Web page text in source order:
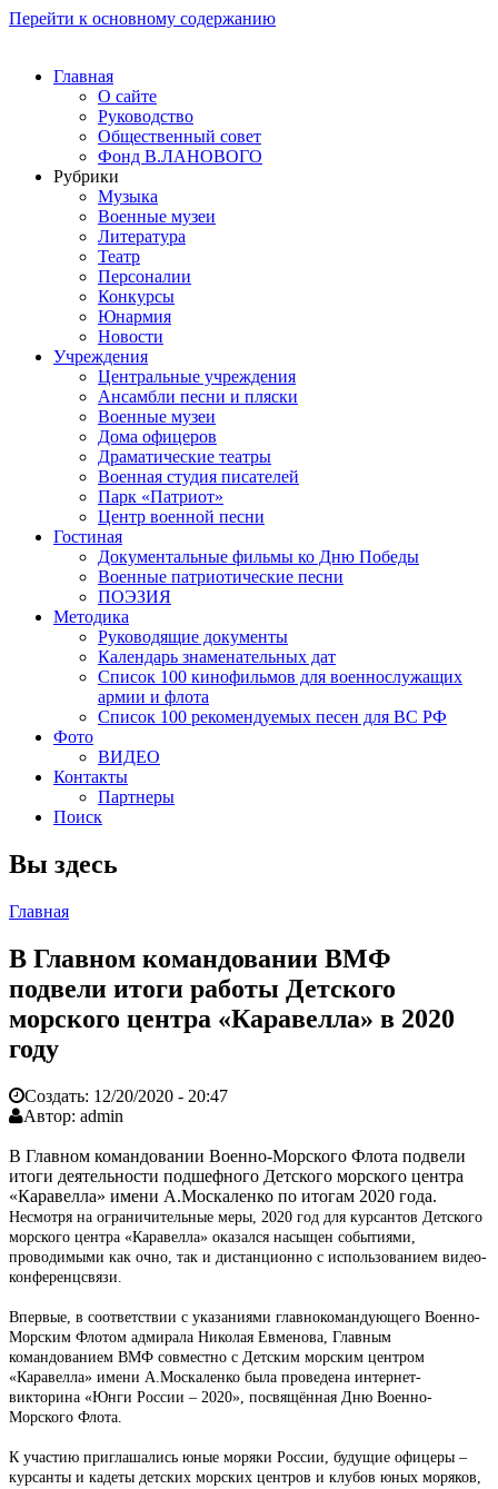
Перейти к основному содержанию
Главная
О сайте
Руководство
Общественный совет
Фонд В.ЛАНОВОГО
Рубрики
Музыка
Военные музеи
Литература
Театр
Персоналии
Конкурсы
Юнармия
Новости
Учреждения
Центральные учреждения
Ансамбли песни и пляски
Военные музеи
Дома офицеров
Драматические театры
Военная студия писателей
Парк «Патриот»
Центр военной песни
Гостиная
Документальные фильмы ко Дню Победы
Военные патриотические песни
ПОЭЗИЯ
Методика
Руководящие документы
Календарь знаменательных дат
Список 100 кинофильмов для военнослужащих
армии и флота
Список 100 рекомендуемых песен для ВС РФ
Фото
ВИДЕО
Контакты
Партнеры
Поиск
Вы здесь
Главная
В Главном командовании ВМФ
подвели итоги работы Детского
морского центра «Каравелла» в 2020
году
Создать: 12/20/2020 - 20:47
Автор: admin
В Главном командовании Военно-Морского Флота подвели
итоги деятельности подшефного Детского морского центра
«Каравелла» имени А.Москаленко по итогам 2020 года.
Несмотря на ограничительные меры, 2020 год для курсантов Детского
морского центра «Каравелла» оказался насыщен событиями,
проводимыми как очно, так и дистанционно с использованием видео-
конференцсвязи.
Впервые, в соответствии с указаниями главнокомандующего Военно-
Морским Флотом адмирала Николая Евменова, Главным
командованием ВМФ совместно с Детским морским центром
«Каравелла» имени А.Москаленко была проведена интернет-
викторина «Юнги России – 2020», посвящённая Дню Военно-
Морского Флота.
К участию приглашались юные моряки России, будущие офицеры –
курсанты и кадеты детских морских центров и клубов юных моряков,